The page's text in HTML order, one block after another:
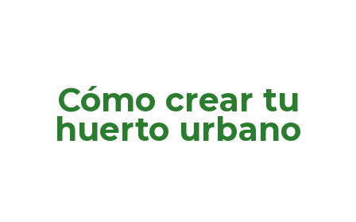
Cómo crear tu
huerto urbano